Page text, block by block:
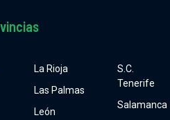
La Rioja
Las Palmas
León
S.C.
Tenerife
Salamanca